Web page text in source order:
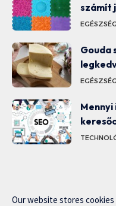
számít
Gouda
Our website stores